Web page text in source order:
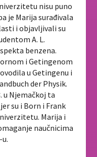
nisu puno
je Marija surađivala
i objavljivali su
A. L.
benzena.
i Getingenom
u Getingenu i
der Physik.
u Njemačkoj ta
su i Born i Frank
Marija i
naučnicima